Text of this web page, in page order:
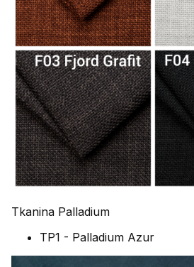
Tkanina Palladium
TP1 - Palladium Azur